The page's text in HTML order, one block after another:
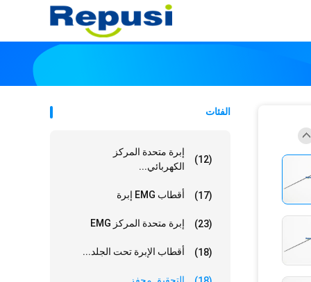
الفئات
إبرة متحدة المركز
الكهربائي...
(12)
أقطاب EMG إبرة (17)
إبرة متحدة المركز EMG (23)
أقطاب الإبرة تحت الجلد... (18)